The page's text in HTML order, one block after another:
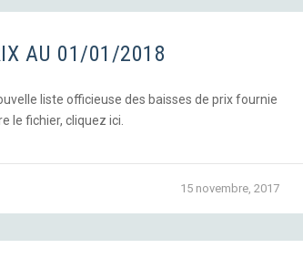
AU 01/01/2018
liste officieuse des baisses de prix fournie
le fichier, cliquez ici.
15 novembre, 2017